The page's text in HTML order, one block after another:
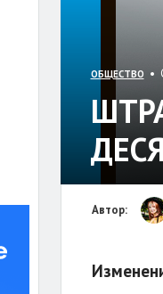
ОБЩЕСТВО •
Автор: